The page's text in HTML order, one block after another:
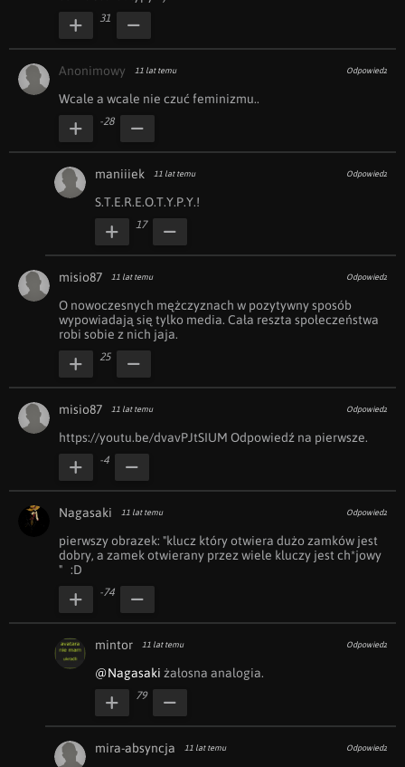
31
Anonimowy 11 lat temu Odpowiedz
Wcale a wcale nie czuć feminizmu..
-28
maniiiek 11 lat temu Odpowiedz
S.T.E.R.E.O.T.Y.P.Y.!
17
misio87 11 lat temu Odpowiedz
O nowoczesnych mężczyznach w pozytywny sposób
wypowiadają się tylko media. Cała reszta społeczeństwa
robi sobie z nich jaja.
25
misio87 11 lat temu Odpowiedz
https://youtu.be/dvavPJtSIUM Odpowiedź na pierwsze.
-4
Nagasaki 11 lat temu Odpowiedz
pierwszy obrazek: "klucz który otwiera dużo zamków jest
dobry, a zamek otwierany przez wiele kluczy jest ch*jowy
"   :D
-74
mintor 11 lat temu Odpowiedz
@Nagasaki żałosna analogia.
79
mira-absyncja 11 lat temu Odpowiedz